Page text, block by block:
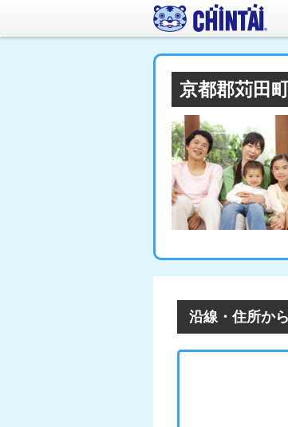
京都郡苅田
沿線・住所か